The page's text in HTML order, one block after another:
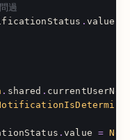
過
. value
. shared .
.value =